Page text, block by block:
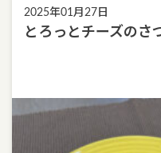
2025年01月27日
とろっとチーズのさ